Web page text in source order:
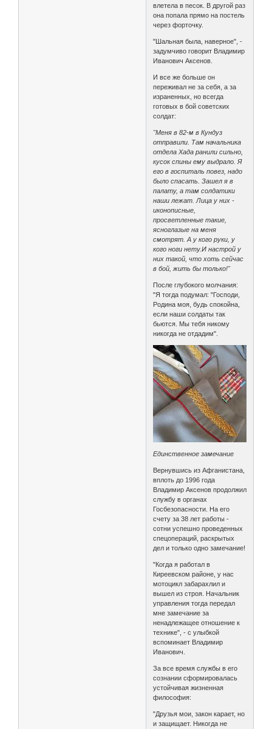
влетела в песок. В другой раз
она попала прямо на постель
через форточку.
"Шальная была, наверное", -
задумчиво говорит Владимир
Иванович Аксенов.
И все же больше он
переживал не за себя, а за
израненных, но всегда
готовых в бой советских
солдат:
"Меня в 82-м в Кундуз
отправили. Там начальника
отдела Хада ранили сильно,
кусок спины ему выдрало. Я
его в госпиталь повез, надо
было спасать. Зашел я в
палату, а там солдатики
наши лежат. Лица у них -
иконописные,
просветленные такие,
ясноглазые на меня
смотрят. А у кого руки, у
кого ноги нету.И настрой у
них такой, что хоть сейчас
в бой, жить бы только!"
После глубокого молчания:
"Я тогда подумал: "Господи,
Родина моя, будь спокойна,
если наши солдаты так
бьются. Мы тебя никому
никогда не отдадим".
Единственное замечание
Вернувшись из Афганистана,
вплоть до 1996 года
Владимир Аксенов продолжил
службу в органах
Госбезопасности. На его
счету за 38 лет работы -
сотни успешно проведенных
спецопераций, раскрытых
дел и только одно замечание!
"Когда я работал в
Киреевском районе, у нас
мотоцикл забарахлил и
вышел из строя. Начальник
управления тогда передал
мне замечание за
ненадлежащее отношение к
технике", - с улыбкой
вспоминает Владимир
Иванович.
За все время службы в его
сознании сформировалась
устойчивая жизненная
философия:
"Друзья мои, закон карает, но
и защищает. Никогда не